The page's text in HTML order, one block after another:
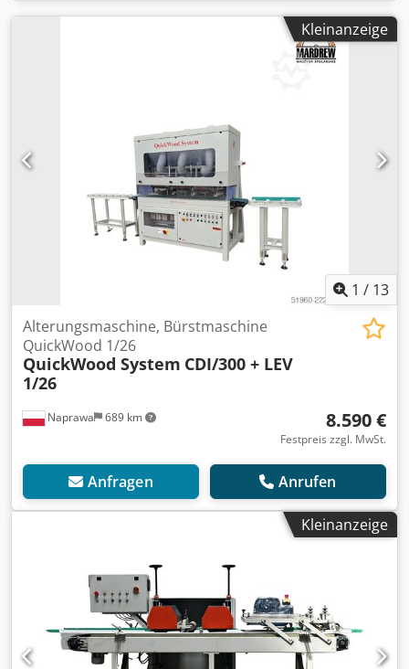
Kleinanzeige
1 / 13
Naprawa 689 km
Alterungsmaschine, Bürstmaschine
QuickWood 1/26
QuickWood System CDI/300 + LEV
1/26
8.590 €
Festpreis zzgl. MwSt.
Anfragen Anrufen
Kleinanzeige